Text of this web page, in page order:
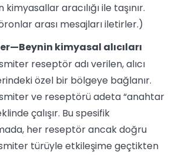
kimyasallar aracılığı ile taşınır.
arası mesajları iletirler.)
kimyasal alıcıları
reseptör adı verilen, alıcı
özel bir bölgeye bağlanır.
ve reseptörü adeta “anahtar
çalışır. Bu spesifik
her reseptör ancak doğru
türüyle etkileşime geçtikten